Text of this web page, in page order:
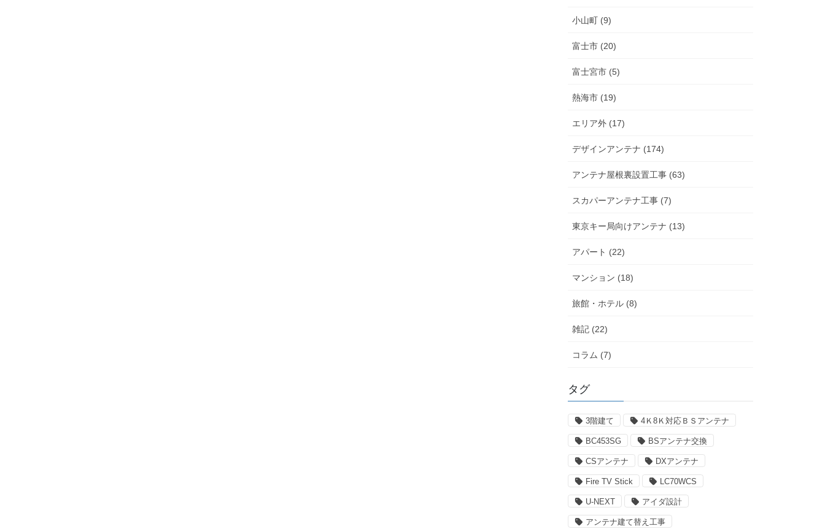
小山町 (9)
富士市 (20)
富士宮市 (5)
熱海市 (19)
エリア外 (17)
デザインアンテナ (174)
アンテナ屋根裏設置工事 (63)
スカパーアンテナ工事 (7)
東京キー局向けアンテナ (13)
アパート (22)
マンション (18)
旅館・ホテル (8)
雑記 (22)
コラム (7)
タグ
3階建て 4Ｋ8Ｋ対応ＢＳアンテナ
BC453SG BSアンテナ交換
CSアンテナ DXアンテナ
Fire TV Stick LC70WCS
U-NEXT アイダ設計
アンテナ建て替え工事